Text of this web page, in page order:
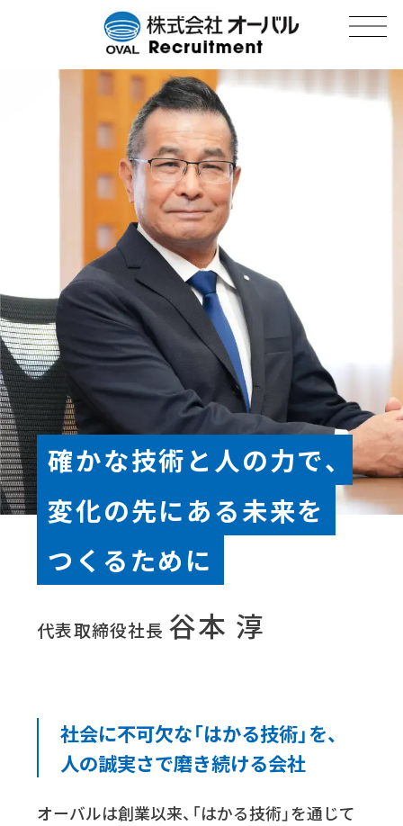
確かな技術と人の力で、
変化の先にある未来を
つくるために
代表取締役社長 谷本 淳
社会に不可欠な「はかる技術」を、
人の誠実さで磨き続ける会社
オーバルは創業以来、「はかる技術」を通じて